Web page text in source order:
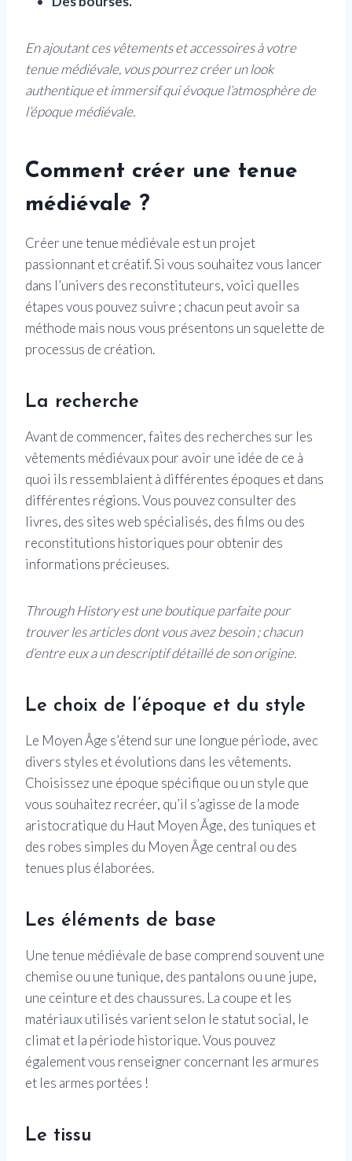
En ajoutant ces vêtements et accessoires à votre
tenue médiévale, vous pourrez créer un look
authentique et immersif qui évoque l’atmosphère de
l’époque médiévale.
Comment créer une tenue
médiévale ?
Créer une tenue médiévale est un projet
passionnant et créatif. Si vous souhaitez vous lancer
dans l’univers des reconstituteurs, voici quelles
étapes vous pouvez suivre ; chacun peut avoir sa
méthode mais nous vous présentons un squelette de
processus de création.
La recherche
Avant de commencer, faites des recherches sur les
vêtements médiévaux pour avoir une idée de ce à
quoi ils ressemblaient à différentes époques et dans
différentes régions. Vous pouvez consulter des
livres, des sites web spécialisés, des films ou des
reconstitutions historiques pour obtenir des
informations précieuses.
Through History est une boutique parfaite pour
trouver les articles dont vous avez besoin ; chacun
d’entre eux a un descriptif détaillé de son origine.
Le choix de l’époque et du style
Le Moyen Âge s’étend sur une longue période, avec
divers styles et évolutions dans les vêtements.
Choisissez une époque spécifique ou un style que
vous souhaitez recréer, qu’il s’agisse de la mode
aristocratique du Haut Moyen Âge, des tuniques et
des robes simples du Moyen Âge central ou des
tenues plus élaborées.
Les éléments de base
Une tenue médiévale de base comprend souvent une
chemise ou une tunique, des pantalons ou une jupe,
une ceinture et des chaussures. La coupe et les
matériaux utilisés varient selon le statut social, le
climat et la période historique. Vous pouvez
également vous renseigner concernant les armures
et les armes portées !
Le tissu